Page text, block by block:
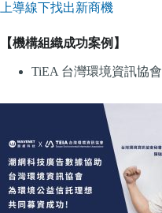
上導線下找出新商機
【機構組織成功案例】
TiEA 台灣環境資訊協會